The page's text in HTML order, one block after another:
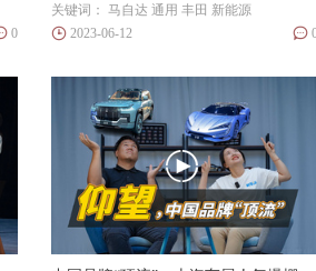
0
关键词： 马自达 通用 丰田 新能源
2023-06-12